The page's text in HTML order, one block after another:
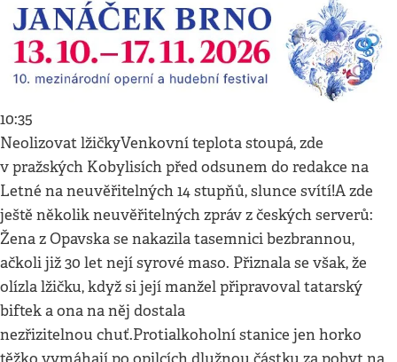
10:35
Neolizovat lžičkyVenkovní teplota stoupá, zde
v pražských Kobylisích před odsunem do redakce na
Letné na neuvěřitelných 14 stupňů, slunce svítí!A zde
ještě několik neuvěřitelných zpráv z českých serverů:
Žena z Opavska se nakazila tasemnici bezbrannou,
ačkoli již 30 let nejí syrové maso. Přiznala se však, že
olízla lžičku, když si její manžel připravoval tatarský
biftek a ona na něj dostala
nezřizitelnou chuť.Protialkoholní stanice jen horko